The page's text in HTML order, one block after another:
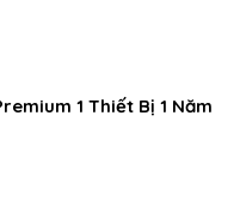
1 Thiết Bị 1 Năm